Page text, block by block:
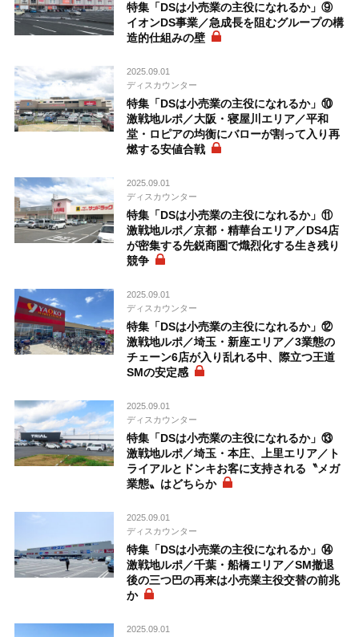
特集「DSは小売業の主役になれるか」⑨
イオンDS事業／急成長を阻むグループの構
造的仕組みの壁
2025.09.01
ディスカウンター
特集「DSは小売業の主役になれるか」⑩
激戦地ルポ／大阪・寝屋川エリア／平和
堂・ロピアの均衡にバローが割って入り再
燃する安値合戦
2025.09.01
ディスカウンター
特集「DSは小売業の主役になれるか」⑪
激戦地ルポ／京都・精華台エリア／DS4店
が密集する先鋭商圏で熾烈化する生き残り
競争
2025.09.01
ディスカウンター
特集「DSは小売業の主役になれるか」⑫
激戦地ルポ／埼玉・新座エリア／3業態の
チェーン6店が入り乱れる中、際立つ王道
SMの安定感
2025.09.01
ディスカウンター
特集「DSは小売業の主役になれるか」⑬
激戦地ルポ／埼玉・本庄、上里エリア／ト
ライアルとドンキお客に支持される〝メガ
業態〟はどちらか
2025.09.01
ディスカウンター
特集「DSは小売業の主役になれるか」⑭
激戦地ルポ／千葉・船橋エリア／SM撤退
後の三つ巴の再来は小売業主役交替の前兆
か
2025.09.01